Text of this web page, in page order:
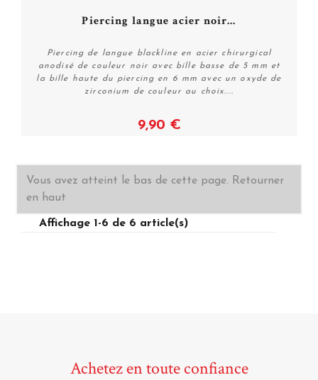
Voir
Piercing langue acier noir...
Piercing de langue blackline en acier chirurgical
anodisé de couleur noir avec bille basse de 5 mm et
la bille haute du piercing en 6 mm avec un oxyde de
zirconium de couleur au choix....
9,90 €
Vous avez atteint le bas de cette page. Retourner
en haut
Affichage 1-6 de 6 article(s)
Achetez en toute confiance